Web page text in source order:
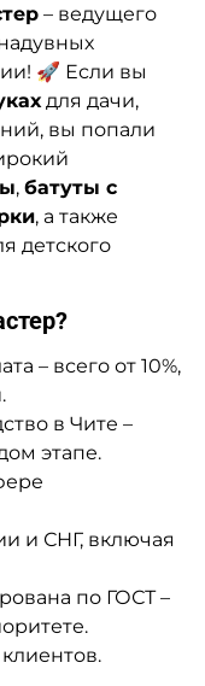
– ведущего
🚀 Если вы
для дачи,
вы попали
, батуты с
, а также
детского
– всего от 10%,
в Чите –
этапе.
и СНГ, включая
по ГОСТ –